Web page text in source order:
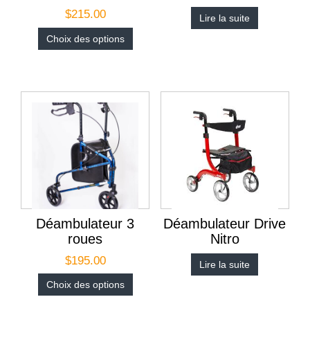
$215.00
Choix des options
Lire la suite
Déambulateur 3
roues
$195.00
Choix des options
Déambulateur Drive
Nitro
Lire la suite